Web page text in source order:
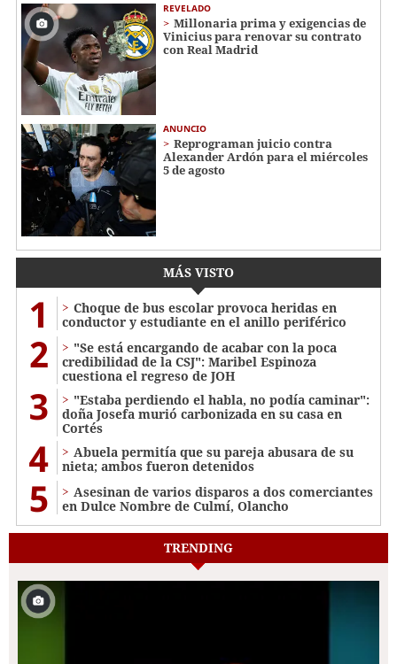
REVELADO
Millonaria prima y exigencias de
Vinicius para renovar su contrato
con Real Madrid
ANUNCIO
Reprograman juicio contra
Alexander Ardón para el miércoles
5 de agosto
MÁS VISTO
1
Choque de bus escolar provoca heridas en
conductor y estudiante en el anillo periférico
2
"Se está encargando de acabar con la poca
credibilidad de la CSJ": Maribel Espinoza
cuestiona el regreso de JOH
3
"Estaba perdiendo el habla, no podía caminar":
doña Josefa murió carbonizada en su casa en
Cortés
4
Abuela permitía que su pareja abusara de su
nieta; ambos fueron detenidos
5
Asesinan de varios disparos a dos comerciantes
en Dulce Nombre de Culmí, Olancho
TRENDING